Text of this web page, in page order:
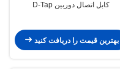
کابل اتصال دوربین D-Tap
بهترین قیمت را دریافت کنید